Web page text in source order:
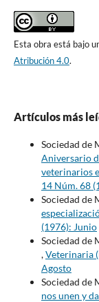
Esta obra está bajo
Atribución 4.0.
Artículos más
Sociedad de
Aniversario
veterinarios
14 Núm. 68
Sociedad de
(1976): Junio
Sociedad de
,Veterinaria
Agosto
Sociedad de
nos unen y